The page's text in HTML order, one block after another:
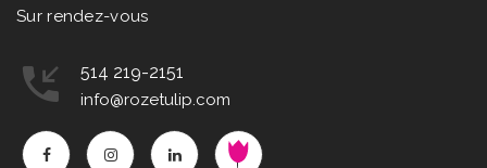
Sur rendez-vous
514 219-2151
info@rozetulip.com